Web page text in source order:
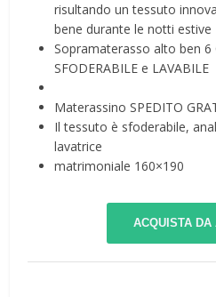
risultando un tessuto
bene durante le notti estive
Sopramaterasso alto ben
SFODERABILE e LAVABILE
Materassino SPEDITO
Il tessuto è sfoderabile,
lavatrice
matrimoniale 160×190
ACQUISTA DA